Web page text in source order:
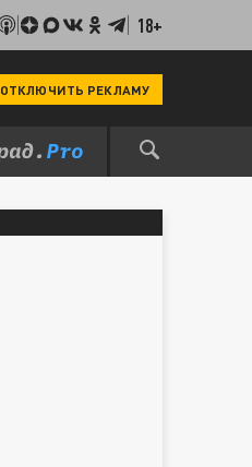
18+
ОТКЛЮЧИТЬ РЕКЛАМУ